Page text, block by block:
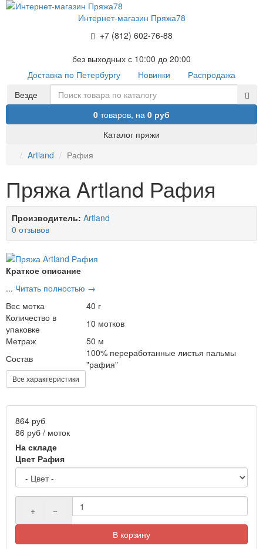
Интернет-магазин Пряжа78
+7 (812) 602-76-88
без выходных с 10:00 до 20:00
Доставка по Петербургу
Новинки
Распродажа
Везде
0 товаров, на 0 руб
Каталог пряжи
Artland
Рафия
Пряжа Artland Рафия
Производитель: Artland
0 отзывов
Краткое описание
... Читать полностью →
Вес мотка
40 г
Количество в
упаковке
10 мотков
Метраж
50 м
Состав
100% переработанные листья пальмы
"рафия"
Все характеристики
864 руб
86 руб / моток
На складе
Цвет Рафия
+ −
В корзину